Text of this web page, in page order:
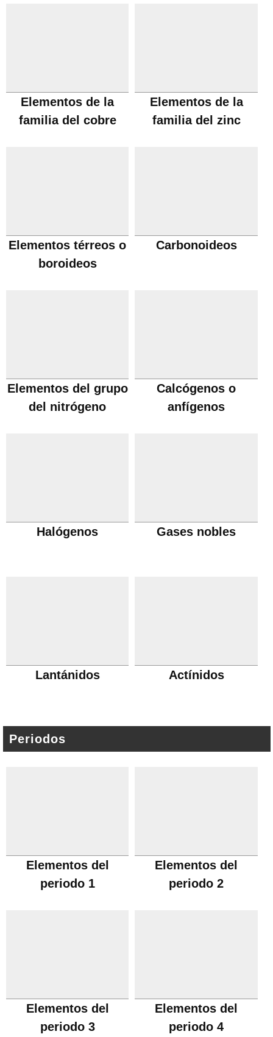
Elementos de la
familia del cobre
Elementos de la
familia del zinc
Elementos térreos o
boroideos
Carbonoideos
Elementos del grupo
del nitrógeno
Calcógenos o
anfígenos
Halógenos Gases nobles
Lantánidos Actínidos
Periodos
Elementos del
periodo 1
Elementos del
periodo 2
Elementos del
periodo 3
Elementos del
periodo 4